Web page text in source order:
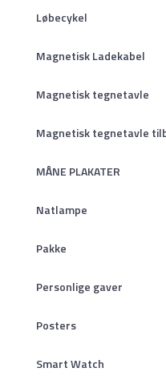
Løbecykel
Magnetisk Ladekabel
Magnetisk tegnetavle
Magnetisk tegnetavle
MÅNE PLAKATER
Natlampe
Pakke
Personlige gaver
Posters
Smart Watch